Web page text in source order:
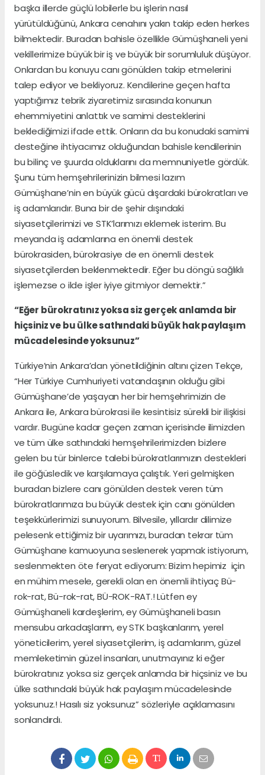
başka illerde güçlü lobilerle bu işlerin nasıl
yürütüldüğünü, Ankara cenahını yakın takip eden herkes
bilmektedir. Buradan bahisle özellikle Gümüşhaneli yeni
vekillerimize büyük bir iş ve büyük bir sorumluluk düşüyor.
Onlardan bu konuyu canı gönülden takip etmelerini
talep ediyor ve bekliyoruz. Kendilerine geçen hafta
yaptığımız tebrik ziyaretimiz sırasında konunun
ehemmiyetini anlattık ve samimi desteklerini
beklediğimizi ifade ettik. Onların da bu konudaki samimi
desteğine ihtiyacımız olduğundan bahisle kendilerinin
bu bilinç ve şuurda olduklarını da memnuniyetle gördük.
Şunu tüm hemşehrilerinizin bilmesi lazım
Gümüşhane’nin en büyük gücü dışardaki bürokratları ve
iş adamlarıdır. Buna bir de şehir dışındaki
siyasetçilerimizi ve STK’larımızı eklemek isterim. Bu
meyanda iş adamlarına en önemli destek
bürokrasiden, bürokrasiye de en önemli destek
siyasetçilerden beklenmektedir. Eğer bu döngü sağlıklı
işlemezse o ilde işler iyiye gitmiyor demektir.”
“Eğer bürokratınız yoksa siz gerçek anlamda bir
hiçsiniz ve bu ülke sathındaki büyük hak paylaşım
mücadelesinde yoksunuz”
Türkiye’nin Ankara’dan yönetildiğinin altını çizen Tekçe,
“Her Türkiye Cumhuriyeti vatandaşının olduğu gibi
Gümüşhane’de yaşayan her bir hemşehrimizin de
Ankara ile, Ankara bürokrasi ile kesintisiz sürekli bir ilişkisi
vardır. Bugüne kadar geçen zaman içerisinde ilimizden
ve tüm ülke sathındaki hemşehrilerimizden bizlere
gelen bu tür binlerce talebi bürokratlarımızın destekleri
ile göğüsledik ve karşılamaya çalıştık. Yeri gelmişken
buradan bizlere canı gönülden destek veren tüm
bürokratlarımıza bu büyük destek için canı gönülden
teşekkürlerimizi sunuyorum. Bilvesile, yıllardır dilimize
pelesenk ettiğimiz bir uyarımızı, buradan tekrar tüm
Gümüşhane kamuoyuna seslenerek yapmak istiyorum,
seslenmekten öte feryat ediyorum: Bizim hepimiz için
en mühim mesele, gerekli olan en önemli ihtiyaç Bü-
rok-rat, Bü-rok-rat, BÜ-ROK-RAT.! Lütfen ey
Gümüşhaneli kardeşlerim, ey Gümüşhaneli basın
mensubu arkadaşlarım, ey STK başkanlarım, yerel
yöneticilerim, yerel siyasetçilerim, iş adamlarım, güzel
memleketimin güzel insanları, unutmayınız ki eğer
bürokratınız yoksa siz gerçek anlamda bir hiçsiniz ve bu
ülke sathındaki büyük hak paylaşım mücadelesinde
yoksunuz.! Hasılı siz yoksunuz” sözleriyle açıklamasını
sonlandırdı.